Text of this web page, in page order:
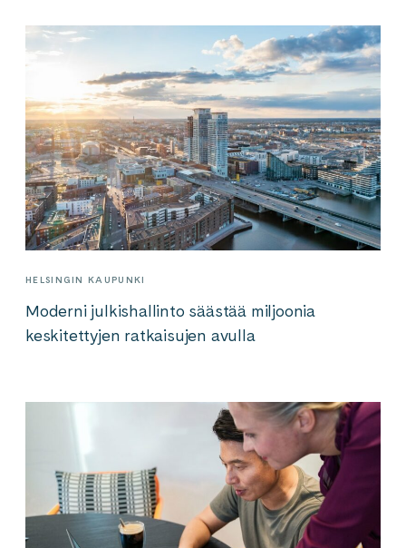
HELSINGIN KAUPUNKI
Moderni julkishallinto säästää miljoonia
keskitettyjen ratkaisujen avulla